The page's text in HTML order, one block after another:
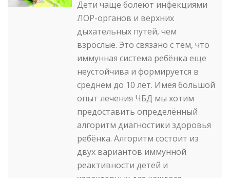
Дети чаще болеют инфекциями
ЛОР-органов и верхних
дыхательных путей, чем
взрослые. Это связано с тем, что
иммунная система ребёнка еще
неустойчива и формируется в
среднем до 10 лет. Имея большой
опыт лечения ЧБД мы хотим
предоставить определённый
алгоритм диагностики здоровья
ребёнка. Алгоритм состоит из
двух вариантов иммунной
реактивности детей и